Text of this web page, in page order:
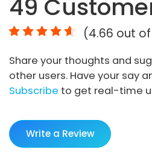
Comparison
Accessories
Video
Specs
FAQs
49
(4.66 out
Share your thoughts and
other users. Have your say
Subscribe to get real-time
Write a Review